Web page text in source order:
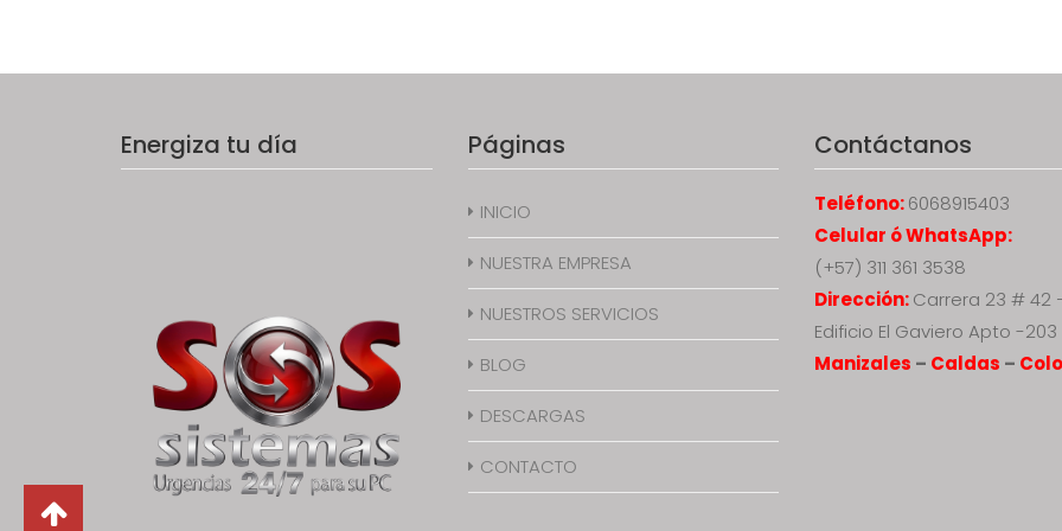
Energiza tu día Páginas
INICIO
NUESTRA EMPRESA
NUESTROS SERVICIOS
BLOG
DESCARGAS
CONTACTO
Contáctanos
Teléfono:6068915403
Celular ó WhatsApp:
(+57) 311 361 3538
Dirección:Carrera 23 # 42
Edificio El Gaviero Apto -203
Manizales – Caldas –